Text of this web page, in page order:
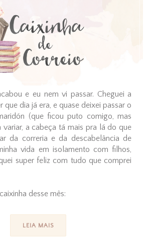
e eu nem vi passar. Cheguei a
que dia já era, e quase deixei passar o
(que ficou puto comigo, mas
variar, a cabeça tá mais pra lá do que
da correria e da descabelância de
vida em isolamento com filhos,
super feliz com tudo que comprei
desse mês:
LEIA MAIS